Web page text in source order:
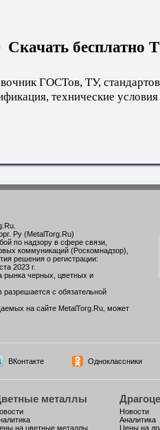
Скачать бесплатно
ГОСТов, ТУ,
технические условия
Ру (MetalTorg.Ru)
по надзору в сфере связи,
коммуникаций (Роскомнадзор),
решения о регистрации:
2023 г.
рынка черных, цветных и
с обязательной
на сайте MetalTorg.Ru, может
ВКонтакте Одноклассники
металлы
на цветные металлы
Новости
Аналитика
Цены на